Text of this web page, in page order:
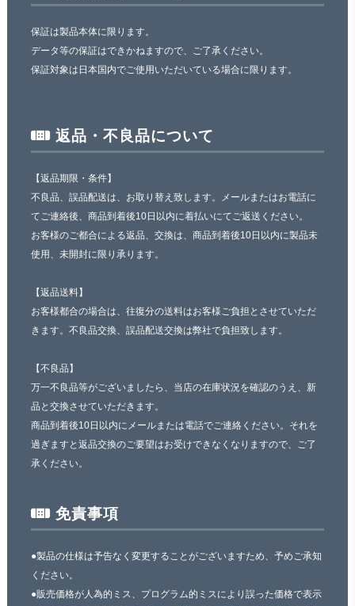
保証は製品本体に限ります。
データ等の保証はできかねますので、ご了承ください。
保証対象は日本国内でご使用いただいている場合に限ります。
返品・不良品について
【返品期限・条件】
不良品、誤品配送は、お取り替え致します。メールまたはお電話に
てご連絡後、商品到着後10日以内に着払いにてご返送ください。
お客様のご都合による返品、交換は、商品到着後10日以内に製品未
使用、未開封に限り承ります。
【返品送料】
お客様都合の場合は、往復分の送料はお客様ご負担とさせていただ
きます。不良品交換、誤品配送交換は弊社で負担致します。
【不良品】
万一不良品等がございましたら、当店の在庫状況を確認のうえ、新
品と交換させていただきます。
商品到着後10日以内にメールまたは電話でご連絡ください。それを
過ぎますと返品交換のご要望はお受けできなくなりますので、ご了
承ください。
免責事項
●製品の仕様は予告なく変更することがございますため、予めご承知
ください。
●販売価格が人為的ミス、プログラム的ミスにより誤った価格で表示